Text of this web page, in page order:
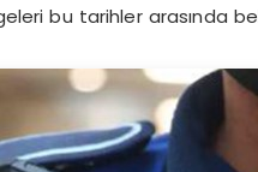
bu tarihler arasında